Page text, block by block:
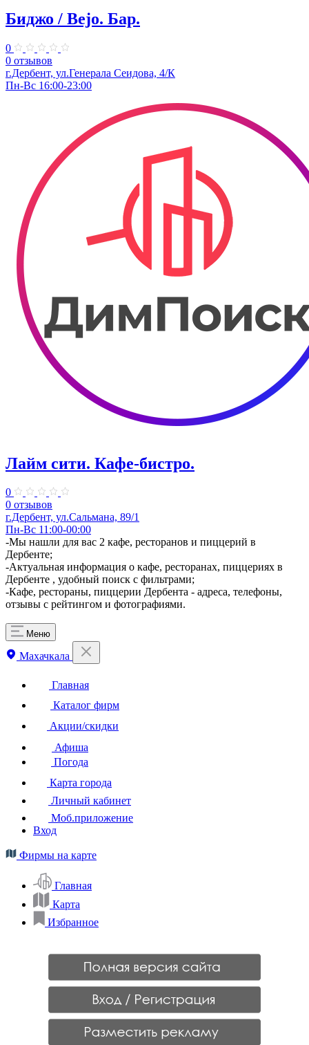
Биджо / Bejo. ​Бар.
0
0 отзывов
г.Дербент, ​ул.Генерала Сеидова, 4/К
Пн-Вс 16:00-23:00
Лайм сити. Кафе-бистро.
0
0 отзывов
г.Дербент, ул.Сальмана, 89/1
Пн-Вс 11:00-00:00
-Мы нашли для вас 2 кафе, ресторанов и пиццерий в
Дербенте;
-Актуальная информация о кафе, ресторанах, пиццериях в
Дербенте , удобный поиск с фильтрами;
-Кафе, рестораны, пиццерии Дербента - адреса, телефоны,
отзывы с рейтингом и фотографиями.
Меню
Махачкала
Главная
Каталог фирм
Акции/скидки
Афиша
Погода
Карта города
Личный кабинет
Моб.приложение
Вход
Фирмы на карте
Главная
Карта
Избранное